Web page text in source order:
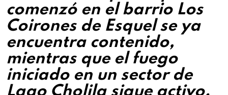
comenzó en el barrio Los
Coirones de Esquel se ya
encuentra contenido,
mientras que el fuego
iniciado en un sector de
Lago Cholila sigue activo.